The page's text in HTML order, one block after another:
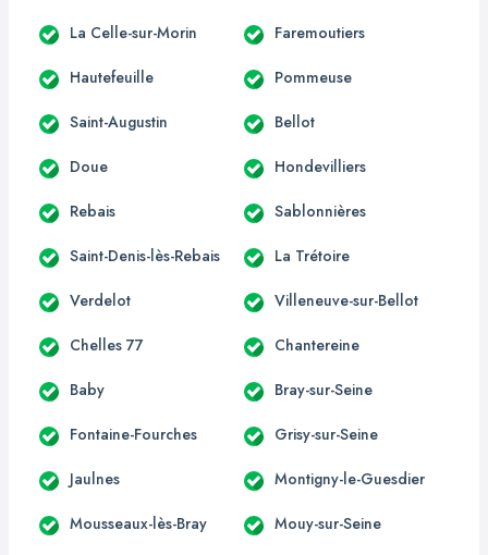
La Celle-sur-Morin Faremoutiers
Hautefeuille Pommeuse
Saint-Augustin Bellot
Doue Hondevilliers
Rebais Sablonnières
Saint-Denis-lès-Rebais La Trétoire
Verdelot Villeneuve-sur-Bellot
Chelles 77 Chantereine
Baby Bray-sur-Seine
Fontaine-Fourches Grisy-sur-Seine
Jaulnes Montigny-le-Guesdier
Mousseaux-lès-Bray Mouy-sur-Seine